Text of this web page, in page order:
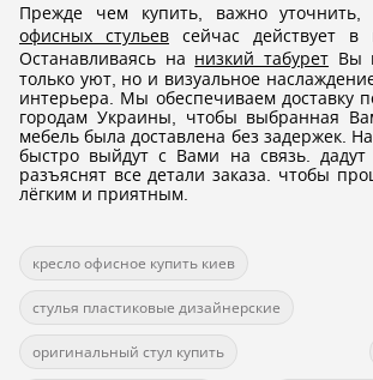
Прежде чем купить, важно уточнить,
офисных стульев сейчас действует в
Останавливаясь на низкий табурет Вы
только уют, но и визуальное
интерьера. Мы обеспечиваем доставку
городам Украины, чтобы выбранная
мебель была доставлена без задержек.
быстро выйдут с Вами на связь.
разъяснят все детали заказа. чтобы
лёгким и приятным.
кресло офисное купить киев
стулья пластиковые дизайнерские
оригинальный стул купить